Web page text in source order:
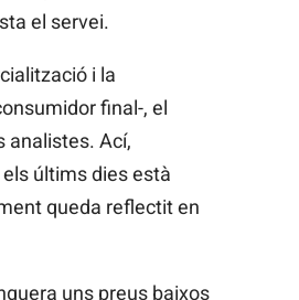
el servei.
i la
final-, el
analistes. Ací,
els últims dies està
queda reflectit en
uns preus baixos